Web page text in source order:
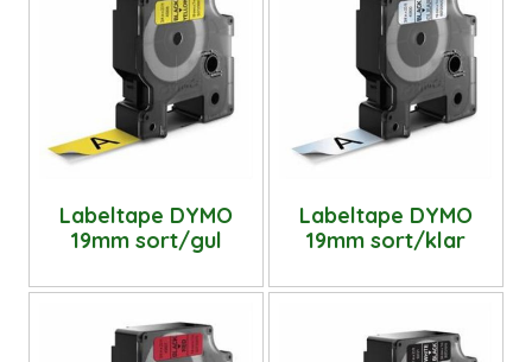
Labeltape DYMO
19mm sort/gul
Labeltape DYMO
19mm sort/klar